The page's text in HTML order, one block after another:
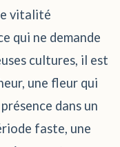
vitalité
qui ne demande
cultures, il est
une fleur qui
dans un
faste, une